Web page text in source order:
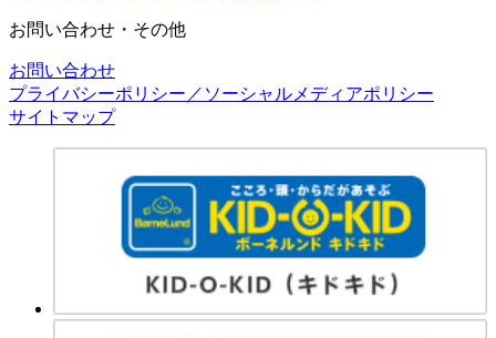
お問い合わせ・その他
お問い合わせ
プライバシーポリシー／ソーシャルメディアポリシー
サイトマップ